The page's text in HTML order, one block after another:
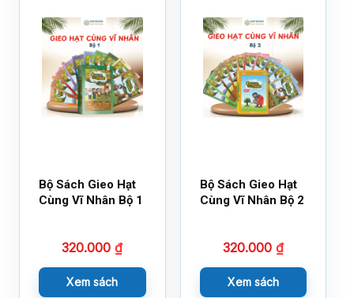
Bộ Sách Gieo Hạt
Cùng Vĩ Nhân Bộ 1
320.000₫
Xem sách
Bộ Sách Gieo Hạt
Cùng Vĩ Nhân Bộ 2
320.000 ₫
Xem sách